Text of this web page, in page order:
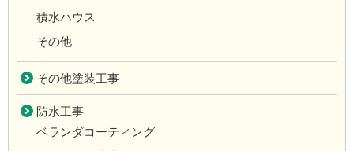
積水ハウス
その他
その他塗装工事
防水工事
ベランダコーティング